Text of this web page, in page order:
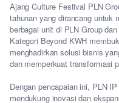
Ajang Culture Festival PLN
tahunan yang dirancang untuk
berbagai unit di PLN Group
Kategori Beyond KWH
menghadirkan solusi bisnis
dan memperkuat transformasi
Dengan pencapaian ini, PLN
mendukung inovasi dan